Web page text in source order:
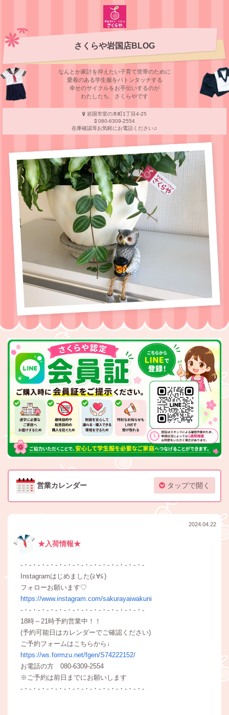
さくらや岩国店BLOG
なんとか家計を抑えたい子育て世帯のために
愛着のある学⽣服をバトンタッチする
幸せのサイクルをお⼿伝いするのが
わたしたち、さくらやです
岩国市室の木町1丁目4-25
080-6309-2554
在庫確認等お気軽にお電話ください♫
営業カレンダー タップで開く
2024.04.22
★入荷情報★
-・-・-・-・-・-・-・-・-・-・-・-・-・-・-
Instagramはじめました(≧∀≦)
フォローお願います♡
https://www.instagram.com/sakurayaiwakuni
-・-・-・-・-・-・-・-・-・-・-・-・-・-・-
18時～21時予約営業中！！
(予約可能日はカレンダーでご確認ください)
ご予約フォームはこちらから↓
https://ws.formzu.net/fgen/S74222152/
お電話の方 080-6309-2554
※ご予約は前日までにお願いします
-・-・-・-・-・-・-・-・-・-・-・-・-・-・-